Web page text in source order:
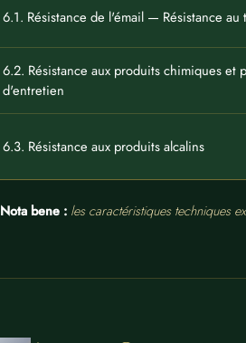
6.1. Résistance de l'émail — Résistance au
6.2. Résistance aux produits chimiques et
d'entretien
6.3. Résistance aux produits alcalins
Nota bene : les caractéristiques techniques